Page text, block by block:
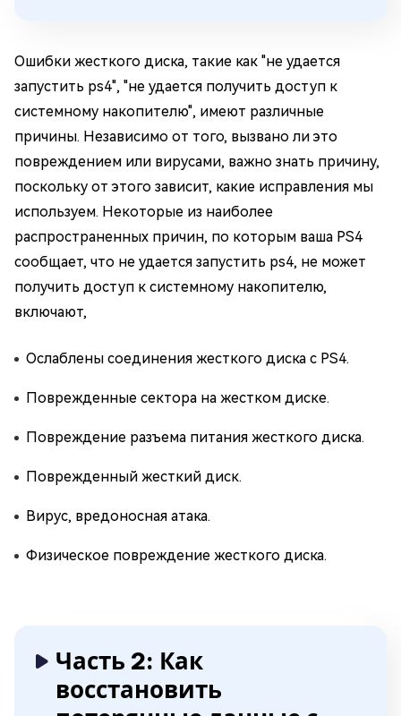
Ошибки жесткого диска, такие как "не удается
запустить ps4", "не удается получить доступ к
системному накопителю", имеют различные
причины. Независимо от того, вызвано ли это
повреждением или вирусами, важно знать причину,
поскольку от этого зависит, какие исправления мы
используем. Некоторые из наиболее
распространенных причин, по которым ваша PS4
сообщает, что не удается запустить ps4, не может
получить доступ к системному накопителю,
включают,
Ослаблены соединения жесткого диска с PS4.
Поврежденные сектора на жестком диске.
Повреждение разъема питания жесткого диска.
Поврежденный жесткий диск.
Вирус, вредоносная атака.
Физическое повреждение жесткого диска.
Часть 2: Как
восстановить